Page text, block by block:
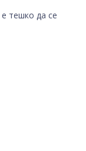
тешко да се